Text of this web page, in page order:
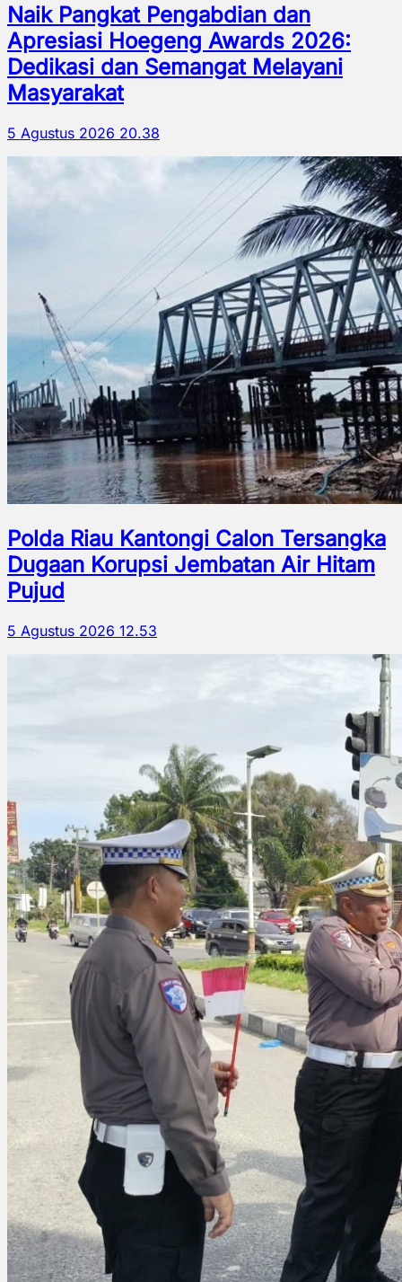
Naik Pangkat Pengabdian dan
Apresiasi Hoegeng Awards 2026:
Dedikasi dan Semangat Melayani
Masyarakat
5 Agustus 2026 20.38
Polda Riau Kantongi Calon Tersangka
Dugaan Korupsi Jembatan Air Hitam
Pujud
5 Agustus 2026 12.53